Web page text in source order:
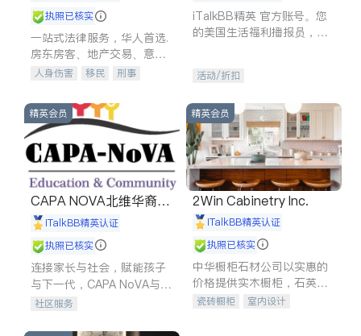
执照已核实
一站式法律服务，华人首选.
房东房客、地产交易、意外
伤害、车祸重伤、商业诉
建筑合同、刑事案件全包办
人身伤害 移民
刑事
信托/遗嘱
商业
索赔
律师-其它 保释
iTalkBB精英 官方账号。您
的美国生活福利播报员，精
专属福利。
活动/折扣
精英会员
CAPA NOVA北维华裔家
长会iTalkBB精英认证
执照已核实
连接家长与社会，赋能孩子
与下一代，CAPA NoVA与您
携手建设包容、公平、充满
社区服务
精英会员
2Win Cabinetry Inc.
iTalkBB精英认证
执照已核实
中华橱柜石材公司以实惠的
价格提供实木橱柜，石英石
台面，多种优质不锈钢水
瓷砖橱柜
室内设计